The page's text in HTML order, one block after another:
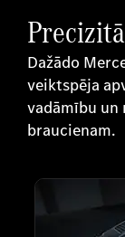
Dažādo
veiktspēja
vadāmību un
braucienam.